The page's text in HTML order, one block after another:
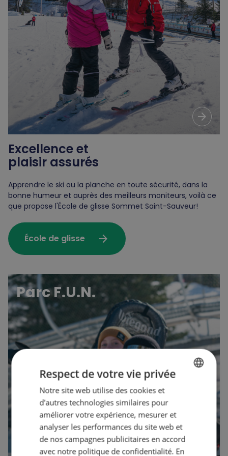
arrow_forward
Excellence et
plaisir assurés
Apprendre le ski ou la planche en toute sécurité, dans la
bonne humeur et auprès des meilleurs moniteurs, voilà ce
que propose l'École de glisse Sommet Saint-Sauveur!
École de glisse arrow_forward
Parc F.U.N.
Respect de votre vie privée
Notre site web utilise des cookies et
d'autres technologies similaires pour
améliorer votre expérience, mesurer et
analyser les performances du site web et
de nos campagnes publicitaires en accord
avec notre politique de confidentialité. En